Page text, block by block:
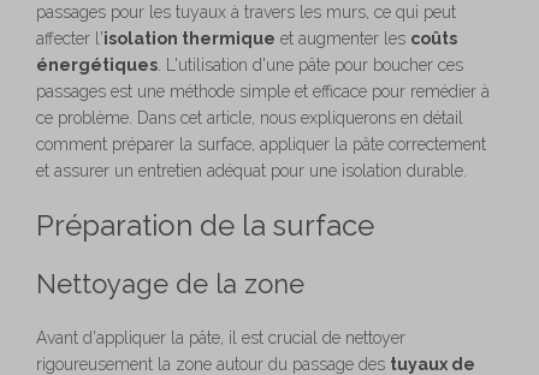
passages pour les tuyaux à travers les murs, ce qui peut
affecter l'isolation thermique et augmenter les coûts
énergétiques . L'utilisation d'une pâte pour boucher ces
passages est une méthode simple et efficace pour remédier à
ce problème. Dans cet article, nous expliquerons en détail
comment préparer la surface, appliquer la pâte correctement
et assurer un entretien adéquat pour une isolation durable.
Préparation de la surface
Nettoyage de la zone
Avant d'appliquer la pâte, il est crucial de nettoyer
rigoureusement la zone autour du passage des tuyaux de